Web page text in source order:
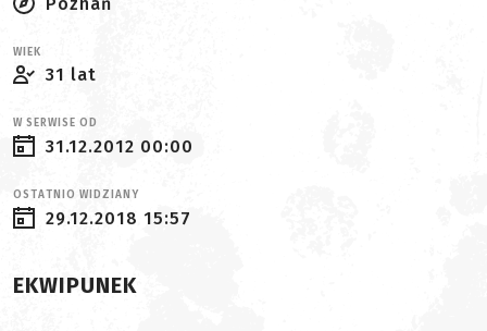
WIEK
31 lat
W SERWISE OD
31.12.2012 00:00
OSTATNIO WIDZIANY
29.12.2018 15:57
EKWIPUNEK